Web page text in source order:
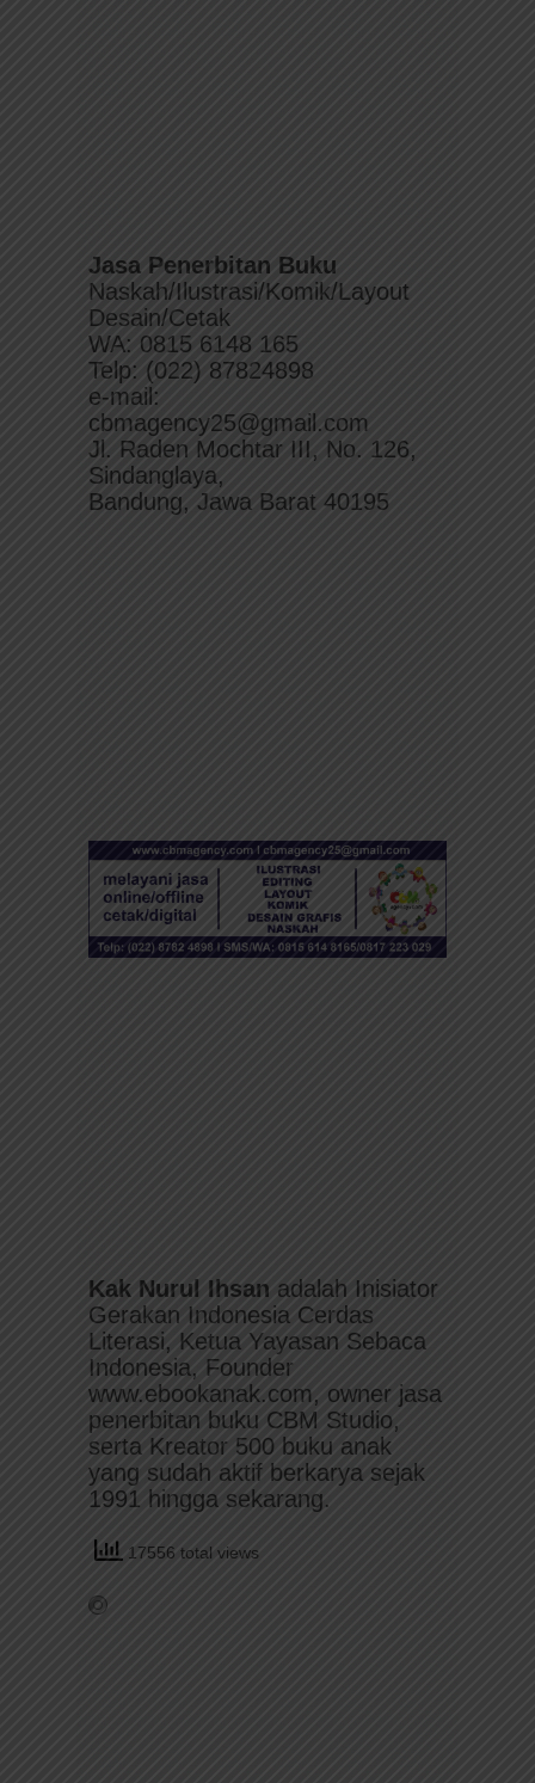
Jasa Penerbitan Buku
Naskah/Ilustrasi/Komik/Layout
Desain/Cetak
WA: 0815 6148 165
Telp: (022) 87824898
e-mail:
cbmagency25@gmail.com
Jl. Raden Mochtar III, No. 126,
Sindanglaya,
Bandung, Jawa Barat 40195
Kak Nurul Ihsan adalah Inisiator
Gerakan Indonesia Cerdas
Literasi, Ketua Yayasan Sebaca
Indonesia, Founder
www.ebookanak.com, owner jasa
penerbitan buku CBM Studio,
serta Kreator 500 buku anak
yang sudah aktif berkarya sejak
1991 hingga sekarang.
17556 total views